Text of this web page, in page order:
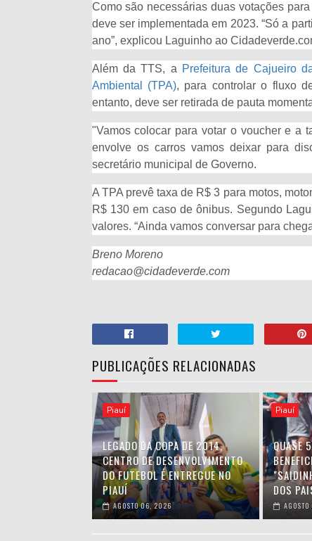
Como são necessárias duas votações
deve ser implementada em 2023. “Só a
ano”, explicou Laguinho ao
Além da TTS, a Prefeitura de Cajueiro
Ambiental (TPA), para controlar o fluxo
entanto, deve ser retirada de pauta
"Vamos colocar para votar o voucher e a
envolve os carros vamos deixar para
secretário municipal de Governo.
A TPA prevê taxa de R$ 3 para motos,
R$ 130 em caso de ônibus. Segundo
valores. “Ainda vamos conversar para
Breno Moreno
redacao@cidadeverde.com
PUBLICAÇÕES RELACIONADAS
Piauí
LEGADO DA COPA DE 2014,
CENTRO DE DESENVOLVIMENTO
DO FUTEBOL É ENTREGUE NO
PIAUÍ
AGOSTO 06, 2026
Piauí
QUASE
DOS